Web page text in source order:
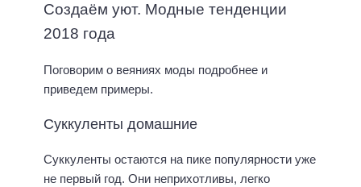
Создаём уют. Модные тенденции
2018 года
Поговорим о веяниях моды подробнее и
приведем примеры.
Суккуленты домашние
Суккуленты остаются на пике популярности уже
не первый год. Они неприхотливы, легко